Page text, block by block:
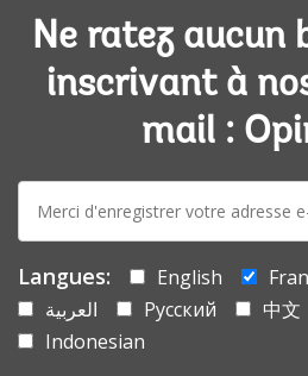
Ne ratez aucun
inscrivant à
mail :
mail:
Langues: English
العربية
Русский 中文
Indonesian